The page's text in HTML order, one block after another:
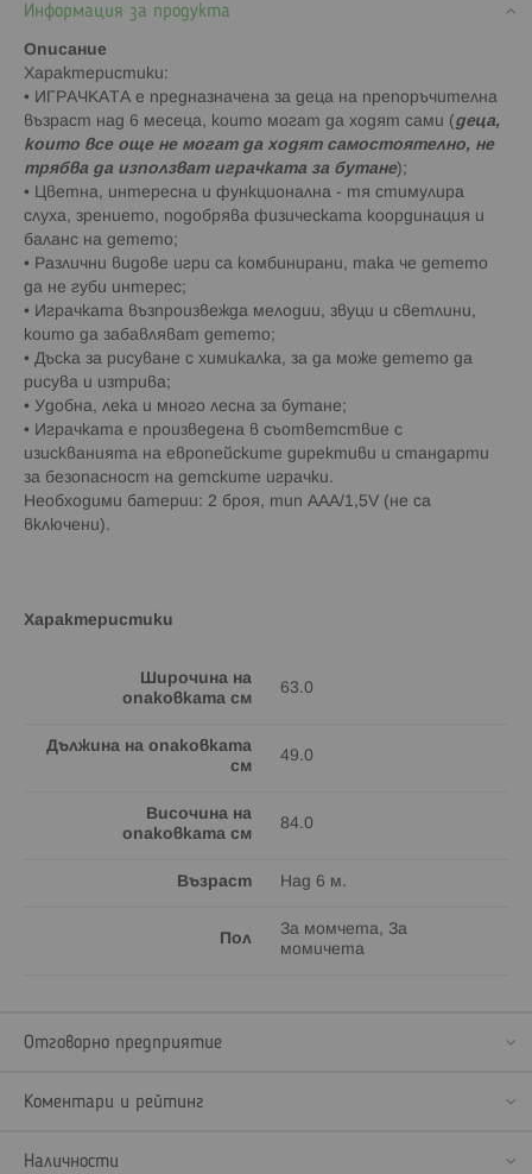
Информация за продукта
Описание
Характеристики:
• ИГРАЧКАТА е предназначена за деца на препоръчителна
възраст над 6 месеца, които могат да ходят сами (деца,
които все още не могат да ходят самостоятелно, не
трябва да използват играчката за бутане);
• Цветна, интересна и функционална - тя стимулира
слуха, зрението, подобрява физическата координация и
баланс на детето;
• Различни видове игри са комбинирани, така че детето
да не губи интерес;
• Играчката възпроизвежда мелодии, звуци и светлини,
които да забавляват детето;
• Дъска за рисуване с химикалка, за да може детето да
рисува и изтрива;
• Удобна, лека и много лесна за бутане;
• Играчката е произведена в съответствие с
изискванията на европейските директиви и стандарти
за безопасност на детските играчки.
Необходими батерии: 2 броя, тип AАА/1,5V (не са
включени).
Характеристики
Широчина на
опаковката см
63.0
Дължина на опаковката
см
49.0
Височина на
опаковката см
84.0
Възраст Над 6 м.
Пол
За момчета, За
момичета
Отговорно предприятие
Коментари и рейтинг
Наличности